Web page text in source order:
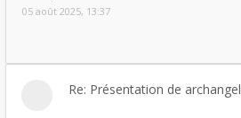
05 août 2025, 13:37
Re: Présentation de archangel